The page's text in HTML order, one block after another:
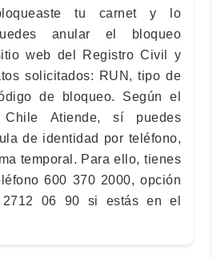
tu carnet y lo
anular el bloqueo
web del Registro Civil y
solicitados: RUN, tipo de
de bloqueo. Según el
Atiende, sí puedes
de identidad por teléfono,
temporal. Para ello, tienes
600 370 2000, opción
06 90 si estás en el